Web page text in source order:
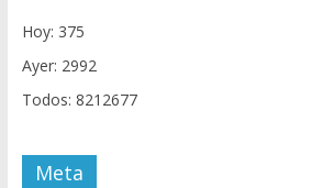
Hoy: 375
Ayer: 2992
Todos: 8212677
Meta